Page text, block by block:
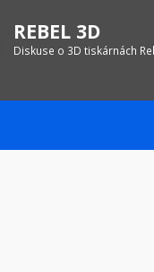
REBEL 3D
Diskuse o 3D tiskárnách